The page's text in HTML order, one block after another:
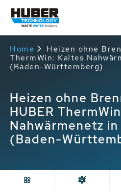
Home
Heizen ohne
ThermWin: Kaltes
(Baden-Württemberg)
Heizen ohne
HUBER
Nahwärmenetz
(Baden-